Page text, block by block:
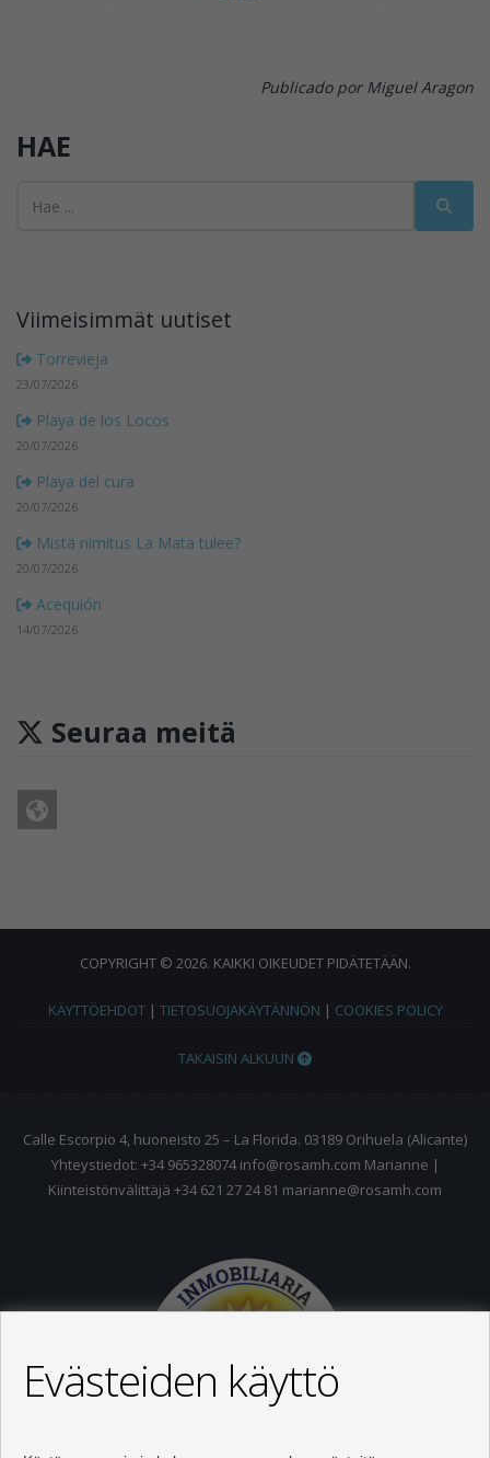
Publicado por Miguel Aragon
HAE
Viimeisimmät uutiset
Torrevieja
23/07/2026
Playa de los Locos
20/07/2026
Playa del cura
20/07/2026
Mistä nimitus La Mata tulee?
20/07/2026
Acequión
14/07/2026
Seuraa meitä
COPYRIGHT © 2026. KAIKKI OIKEUDET PIDÄTETÄÄN.
KÄYTTÖEHDOT| TIETOSUOJAKÄYTÄNNÖN | COOKIES POLICY
TAKAISIN ALKUUN
Calle Escorpio 4, huoneisto 25 – La Florida. 03189 Orihuela (Alicante)
Yhteystiedot: +34 965328074 info@rosamh.com Marianne |
Kiinteistönvälittäjä +34 621 27 24 81 marianne@rosamh.com
Evästeiden käyttö